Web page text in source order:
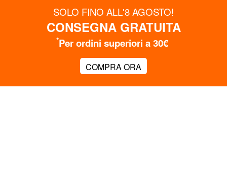
OTTIENI SUBITO FINO AL 15% DI SCONTO
Iscriviti alla Newsletter
Customer care
I nostri negozi a Milano
SOLO FINO ALL'8 AGOSTO!
CONSEGNA GRATUITA
*Per ordini superiori a 30€
COMPRA ORA